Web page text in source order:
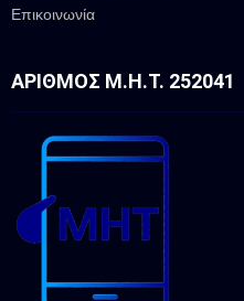
Επικοινωνία
ΑΡΙΘΜΌΣ Μ.Η.Τ. 252041